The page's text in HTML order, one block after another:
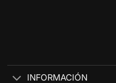
INFORMACIÓN